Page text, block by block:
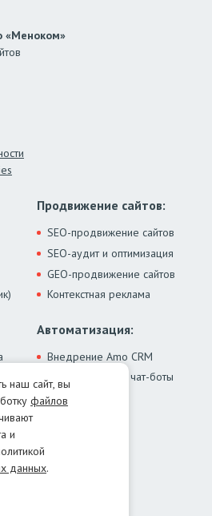
«Меноком»
Продвижение сайтов:
SEO-продвижение сайтов
SEO-аудит и оптимизация
GEO-продвижение сайтов
Контекстная реклама
Автоматизация:
Внедрение Amo CRM
ИИ-ассистенты и чат-боты
Интеграции
74-32
наш сайт, вы
файлов
и
данных.